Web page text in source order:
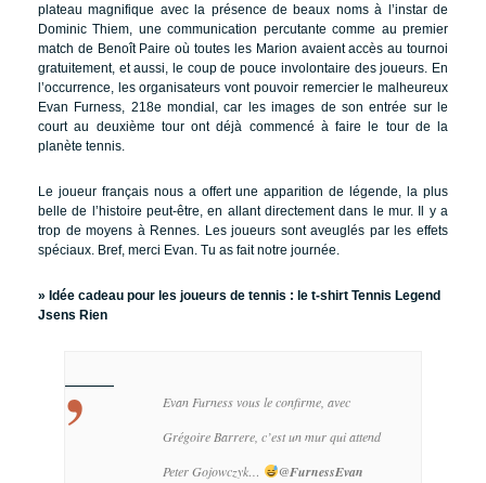
plateau magnifique avec la présence de beaux noms à l’instar de
Dominic Thiem, une communication percutante comme au premier
match de Benoît Paire où toutes les Marion avaient accès au tournoi
gratuitement, et aussi, le coup de pouce involontaire des joueurs. En
l’occurrence, les organisateurs vont pouvoir remercier le malheureux
Evan Furness, 218e mondial, car les images de son entrée sur le
court au deuxième tour ont déjà commencé à faire le tour de la
planète tennis.
Le joueur français nous a offert une apparition de légende, la plus
belle de l’histoire peut-être, en allant directement dans le mur. Il y a
trop de moyens à Rennes. Les joueurs sont aveuglés par les effets
spéciaux. Bref, merci Evan. Tu as fait notre journée.
» Idée cadeau pour les joueurs de tennis : le t-shirt Tennis Legend
Jsens Rien
Evan Furness vous le confirme, avec
Grégoire Barrere, c’est un mur qui attend
Peter Gojowczyk…
@FurnessEvan